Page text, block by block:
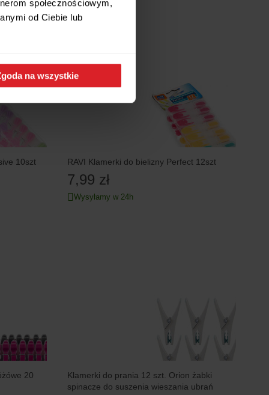
społecznościowym,
od Ciebie lub
na wszystkie
10szt RAVI Klamerki do bielizny Perfect 12szt
7,99 zł
Wysyłamy w 24h
20
Klamerki do prania 12 szt. Orion żabki
spinacze do suszenia wieszania ubrań